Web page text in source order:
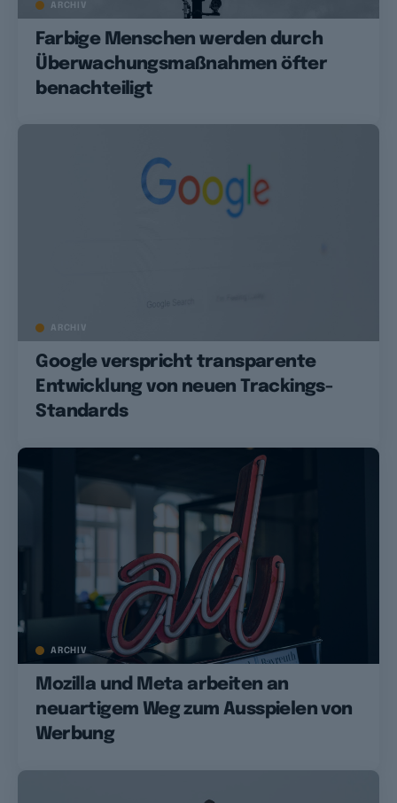
ARCHIV
Farbige Menschen werden durch
Überwachungsmaßnahmen öfter
benachteiligt
ARCHIV
Google verspricht transparente
Entwicklung von neuen Trackings-
Standards
ARCHIV
Mozilla und Meta arbeiten an
neuartigem Weg zum Ausspielen von
Werbung